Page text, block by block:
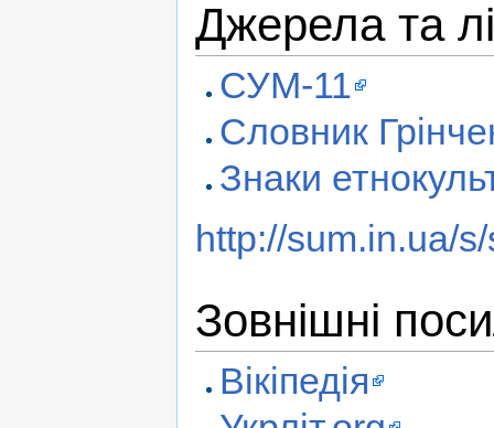
Джерела та
СУМ-11
Словник
Знаки
http://sum.in.ua/
Зовнішні
Вікіпедія